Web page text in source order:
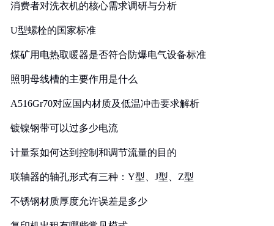
消费者对洗衣机的核心需求调研与分析
U型螺栓的国家标准
煤矿用电热取暖器是否符合防爆电气设备标准
照明母线槽的主要作用是什么
A516Gr70对应国内材质及低温冲击要求解析
镀镍钢带可以过多少电流
计量泵如何达到控制和调节流量的目的
联轴器的轴孔形式有三种：Y型、J型、Z型
不锈钢材质厚度允许误差是多少